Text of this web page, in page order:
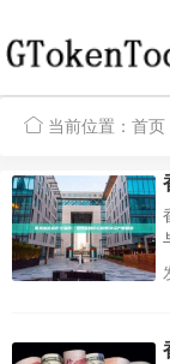
当前位置： 首页